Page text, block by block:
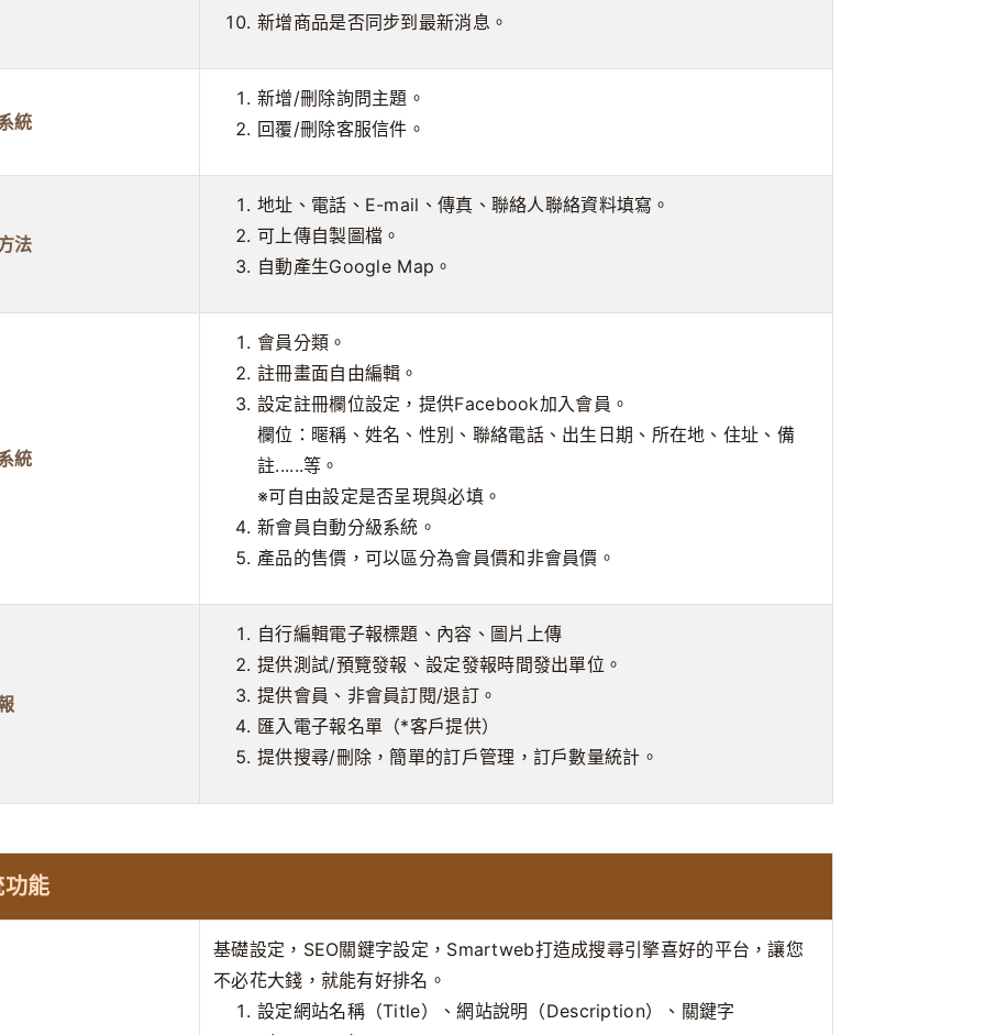
新增商品是否同步到最新消息。
統
新增/刪除詢問主題。
回覆/刪除客服信件。
法
地址、電話、E-mail、傳真、聯絡人聯絡資料填寫。
可上傳自製圖檔。
自動產生Google Map。
統
會員分類。
註冊畫面自由編輯。
設定註冊欄位設定，提供Facebook加入會員。
欄位：暱稱、姓名、性別、聯絡電話、出生日期、所在地、住址、備
註......等。
※可自由設定是否呈現與必填。
新會員自動分級系統。
產品的售價，可以區分為會員價和非會員價。
自行編輯電子報標題、內容、圖片上傳
提供測試/預覽發報、設定發報時間發出單位。
提供會員、非會員訂閱/退訂。
匯入電子報名單（*客戶提供）
提供搜尋/刪除，簡單的訂戶管理，訂戶數量統計。
能
基礎設定，SEO關鍵字設定，Smartweb打造成搜尋引擎喜好的平台，讓您
不必花大錢，就能有好排名。
設定網站名稱（Title）、網站說明（Description）、關鍵字